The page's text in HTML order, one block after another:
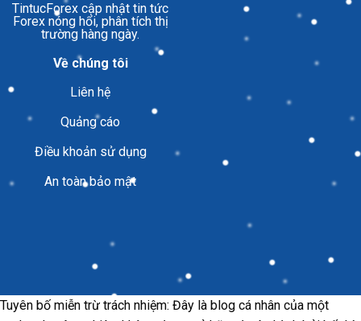
TintucForex cập nhật tin tức
Forex nóng hổi, phân tích thị
trường hàng ngày.
Về chúng tôi
Liên hệ
Quảng cáo
Điều khoản sử dụng
An toàn bảo mật
Tuyên bố miễn trừ trách nhiệm: Đây là blog cá nhân của một